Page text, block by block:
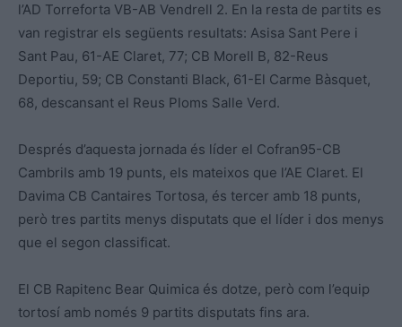
l’AD Torreforta VB-AB Vendrell 2. En la resta de partits es
van registrar els següents resultats: Asisa Sant Pere i
Sant Pau, 61-AE Claret, 77; CB Morell B, 82-Reus
Deportiu, 59; CB Constanti Black, 61-El Carme Bàsquet,
68, descansant el Reus Ploms Salle Verd.
Després d’aquesta jornada és líder el Cofran95-CB
Cambrils amb 19 punts, els mateixos que l’AE Claret. El
Davima CB Cantaires Tortosa, és tercer amb 18 punts,
però tres partits menys disputats que el líder i dos menys
que el segon classificat.
El CB Rapitenc Bear Quimica és dotze, però com l’equip
tortosí amb només 9 partits disputats fins ara.